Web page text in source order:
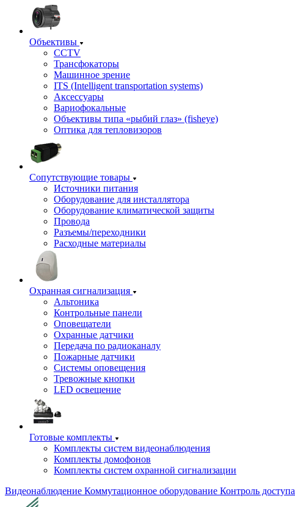
Объективы
CCTV
Трансфокаторы
Машинное зрение
ITS (Intelligent transportation systems)
Аксессуары
Вариофокальные
Объективы типа «рыбий глаз» (fisheye)
Оптика для тепловизоров
Сопутствующие товары
Источники питания
Оборудование для инсталлятора
Оборудование климатической защиты
Провода
Разъемы/переходники
Расходные материалы
Охранная сигнализация
Альтоника
Контрольные панели
Оповещатели
Охранные датчики
Передача по радиоканалу
Пожарные датчики
Системы оповещения
Тревожные кнопки
LED освещение
Готовые комплекты
Комплекты систем видеонаблюдения
Комплекты домофонов
Комплекты систем охранной сигнализации
Видеонаблюдение Коммутационное оборудование Контроль доступа